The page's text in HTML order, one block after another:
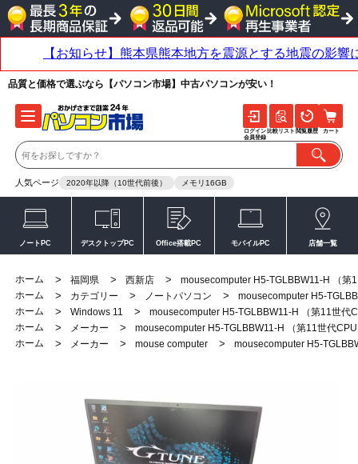
品質と価格で選ぶなら【パソコン市場】中古パソコンが安い！
人気ページ 2020年以降（10世代前後） メモリ16GB
ログイン
会員登録
比較リスト 閲覧履歴 カート
ノートPC デスクトップPC Office搭載PC モバイルPC 店舗一覧
ホーム > 福岡県 > 西新店 >
mousecomputer H5-TGLBBW11-H （第
ホーム
> カテゴリー > ノートパソコン >
mousecomputer H5-
ホーム
> Windows 11 >
mousecomputer H5-TGLBBW11-H （第11世代
ホーム
> メーカー >
mousecomputer H5-TGLBBW11-H （第11世代
ホーム
> メーカー > mouse computer > mousecomputer H5-